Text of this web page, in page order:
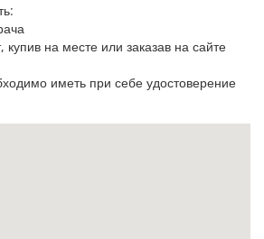
купив на месте или заказав на сайте
иметь при себе удостоверение